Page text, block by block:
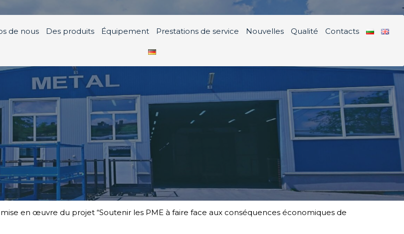
de nous Des produits Équipement Prestations de service Nouvelles Qualité Contacts
en œuvre du projet “Soutenir les PME à faire face aux conséquences économiques de